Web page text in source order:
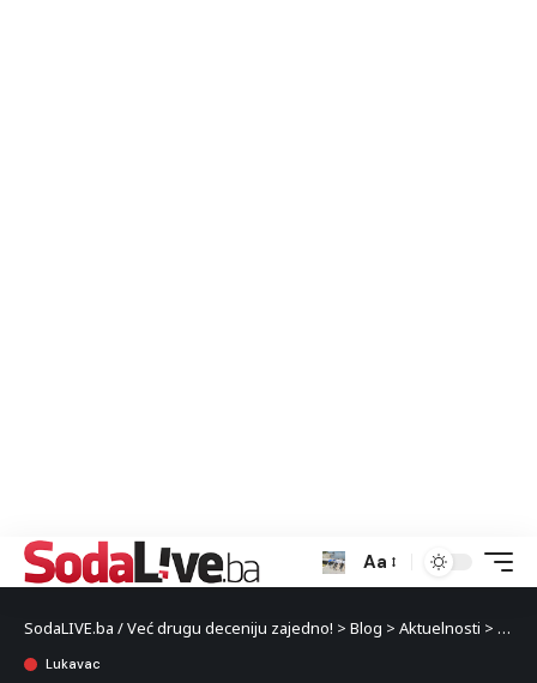
Aa
SodaLIVE.ba / Već drugu deceniju zajedno! > Blog > Aktuelnosti >
Lukavac